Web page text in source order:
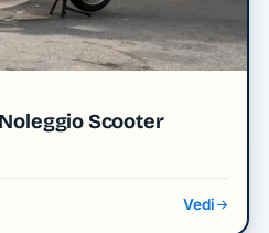
Scooter
Vedi